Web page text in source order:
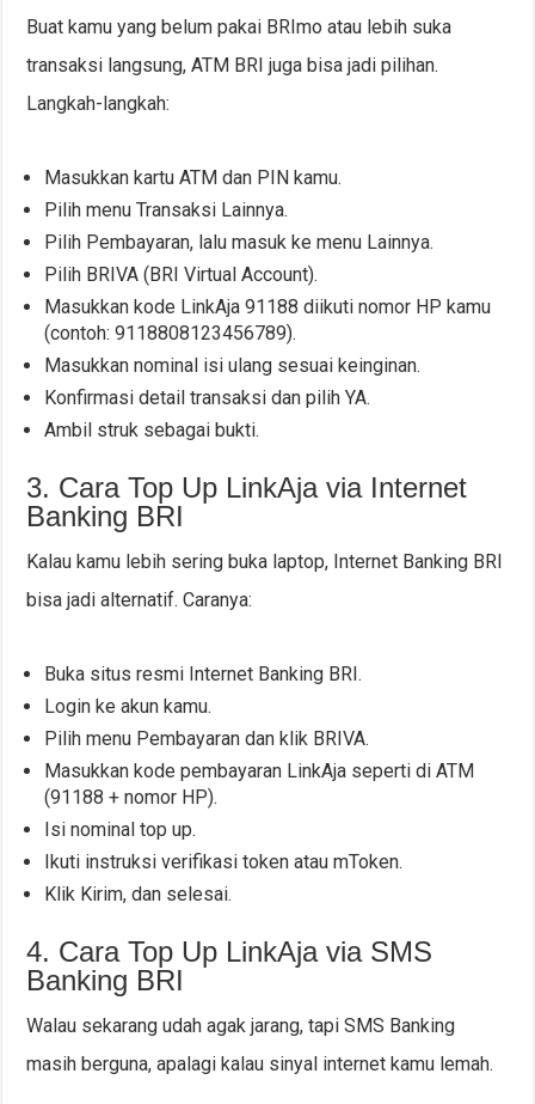
Buat kamu yang belum pakai BRImo atau lebih suka
transaksi langsung, ATM BRI juga bisa jadi pilihan.
Langkah-langkah:
Masukkan kartu ATM dan PIN kamu.
Pilih menu Transaksi Lainnya.
Pilih Pembayaran, lalu masuk ke menu Lainnya.
Pilih BRIVA (BRI Virtual Account).
Masukkan kode LinkAja 91188 diikuti nomor HP kamu
(contoh: 9118808123456789).
Masukkan nominal isi ulang sesuai keinginan.
Konfirmasi detail transaksi dan pilih YA.
Ambil struk sebagai bukti.
3. Cara Top Up LinkAja via Internet
Banking BRI
Kalau kamu lebih sering buka laptop, Internet Banking BRI
bisa jadi alternatif. Caranya:
Buka situs resmi Internet Banking BRI.
Login ke akun kamu.
Pilih menu Pembayaran dan klik BRIVA.
Masukkan kode pembayaran LinkAja seperti di ATM
(91188 + nomor HP).
Isi nominal top up.
Ikuti instruksi verifikasi token atau mToken.
Klik Kirim, dan selesai.
4. Cara Top Up LinkAja via SMS
Banking BRI
Walau sekarang udah agak jarang, tapi SMS Banking
masih berguna, apalagi kalau sinyal internet kamu lemah.